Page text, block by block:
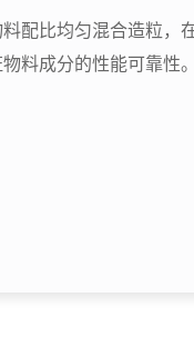
配比均匀混合造粒，
料成分的性能可靠性。